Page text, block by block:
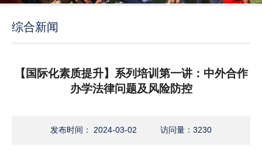
综合新闻
【国际化素质提升】系列培训第一讲：中外合作
办学法律问题及风险防控
发布时间： 2024-03-02 访问量： 3230